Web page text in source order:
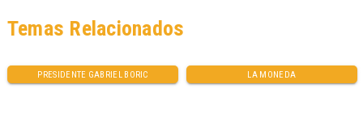
PRESIDENTE GABRIEL BORIC LA MONEDA
Temas Relacionados